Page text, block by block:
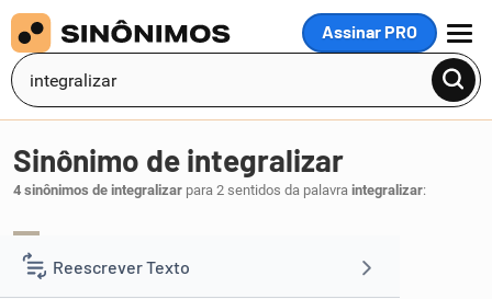
Assinar PRO
MENU
Reescrever Texto
Sinônimo de integralizar
4 sinônimos de integralizar para 2 sentidos da palavra integralizar: